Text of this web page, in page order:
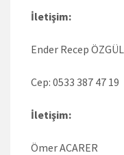
İletişim:
Ender Recep ÖZGÜL
Cep: 0533 387 47 19
İletişim:
Ömer ACARER